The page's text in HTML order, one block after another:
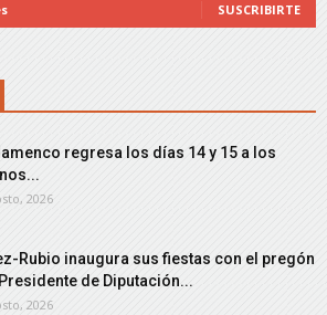
SUSCRIBIRTE
regresa los días 14 y 15 a los
2026
Rubio inaugura sus fiestas con el pregón
de Diputación...
2026